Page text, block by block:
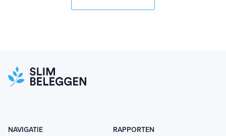
NAVIGATIE RAPPORTEN